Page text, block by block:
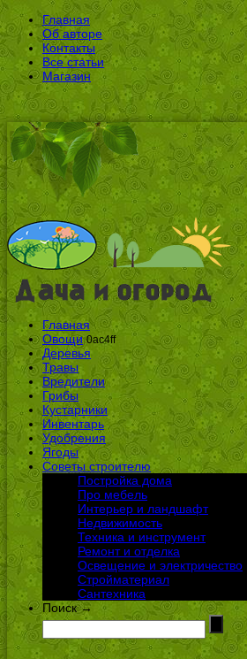
Главная
Об авторе
Контакты
Все статьи
Магазин
Главная
Овощи 0ac4ff
Деревья
Травы
Вредители
Грибы
Кустарники
Инвентарь
Удобрения
Ягоды
Советы строителю
Постройка дома
Про мебель
Интерьер и ландшафт
Недвижимость
Техника и инструмент
Ремонт и отделка
Освещение и электричество
Стройматериал
Сантехника
Поиск →